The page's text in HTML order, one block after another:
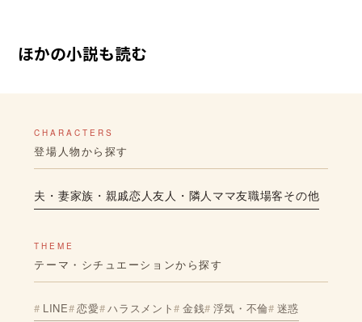
ほかの小説も読む
CHARACTERS
登場人物から探す
夫・妻家族・親戚恋人友人・隣人 ママ友職場客その他
THEME
テーマ・シチュエーションから探す
LINE 恋愛 ハラスメント 金銭 浮気・不倫 迷惑